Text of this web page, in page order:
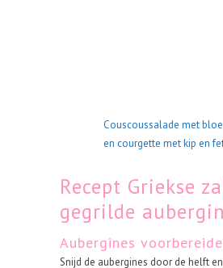
Couscoussalade met
en courgette met kip en
Recept Griekse
gegrilde
Aubergines
Snijd de aubergines door de helft